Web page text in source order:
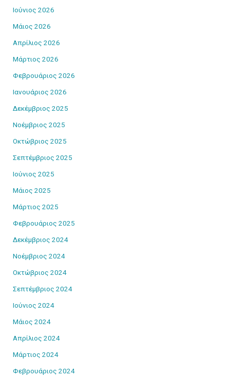
Ιούνιος 2026
Μάιος 2026
Απρίλιος 2026
Μάρτιος 2026
Φεβρουάριος 2026
Ιανουάριος 2026
Δεκέμβριος 2025
Νοέμβριος 2025
Οκτώβριος 2025
Σεπτέμβριος 2025
Ιούνιος 2025
Μάιος 2025
Μάρτιος 2025
Φεβρουάριος 2025
Δεκέμβριος 2024
Νοέμβριος 2024
Οκτώβριος 2024
Σεπτέμβριος 2024
Ιούνιος 2024
Μάιος 2024
Απρίλιος 2024
Μάρτιος 2024
Φεβρουάριος 2024